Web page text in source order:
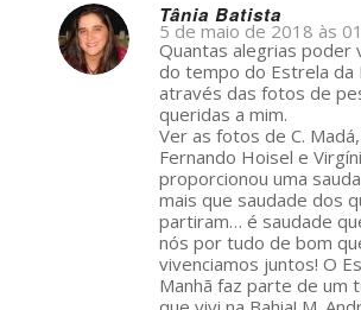
Tânia Batista
s
ays:
5 de maio de 2018 às
Quantas alegrias poder
do tempo do Estrela da
através das fotos de
queridas a mim.
Ver as fotos de C.
Fernando Hoisel e
proporcionou uma
mais que saudade dos
partiram… é saudade
nós por tudo de bom
vivenciamos juntos! O
Manhã faz parte de um